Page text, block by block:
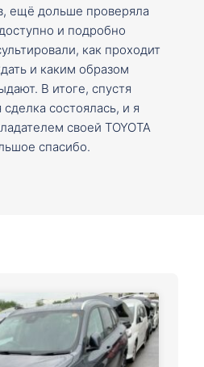
ещё дольше проверяла
и подробно
как проходит
и каким образом
В итоге, спустя
состоялась, и я
своей TOYOTA
спасибо.